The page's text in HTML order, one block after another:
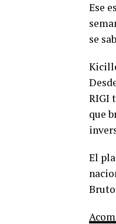
Ese
se
RIGI
que
El